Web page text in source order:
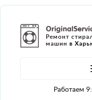
Ремонт
машин в
Работаем